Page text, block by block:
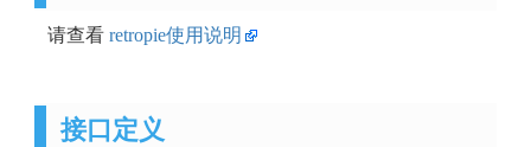
请查看 retropie使用说明
接口定义